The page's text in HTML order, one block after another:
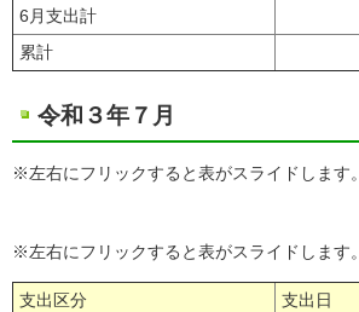
6月支出計
累計
令和３年７月
※左右にフリックすると表がスライドします。
※左右にフリックすると表がスライドします。
支出区分 支出日